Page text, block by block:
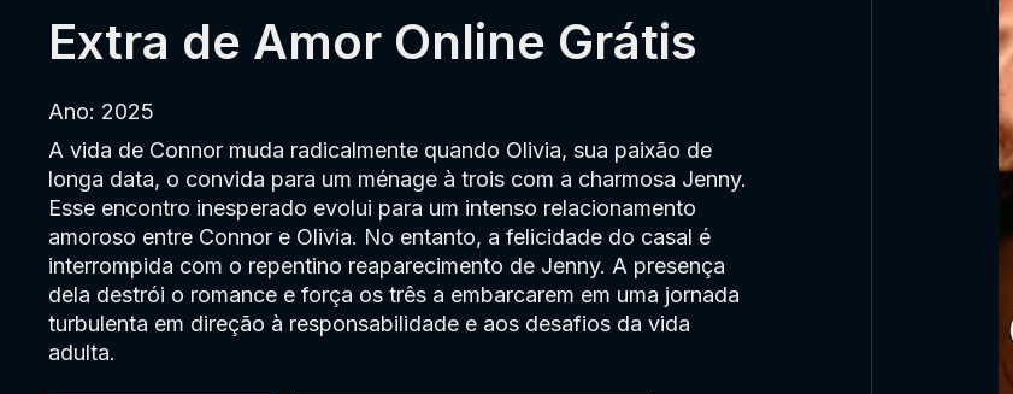
Extra de Amor Online Grátis
Ano: 2025
A vida de Connor muda radicalmente quando Olivia, sua paixão de
longa data, o convida para um ménage à trois com a charmosa Jenny.
Esse encontro inesperado evolui para um intenso relacionamento
amoroso entre Connor e Olivia. No entanto, a felicidade do casal é
interrompida com o repentino reaparecimento de Jenny. A presença
dela destrói o romance e força os três a embarcarem em uma jornada
turbulenta em direção à responsabilidade e aos desafios da vida
adulta.